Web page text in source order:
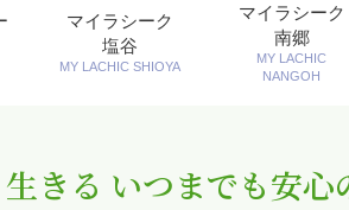
マイラシーク
塩谷
MY LACHIC SHIOYA
マイラシーク
南郷
MY LACHIC
NANGOH
きる いつまでも安心